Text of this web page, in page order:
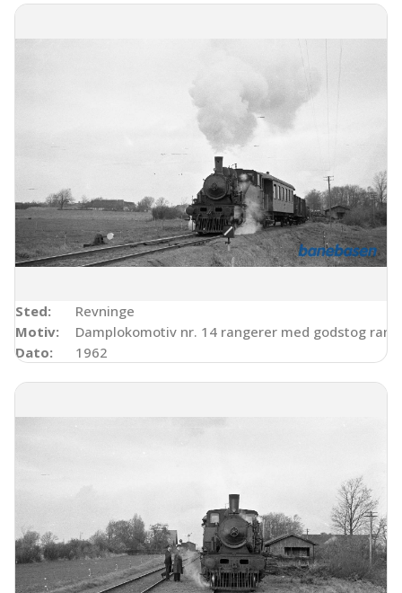
Sted:
Revninge
Motiv:
Damplokomotiv nr. 14 rangerer med godstog
Dato:
1962